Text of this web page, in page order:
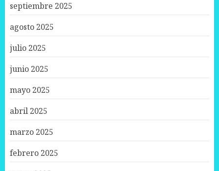
septiembre 2025
agosto 2025
julio 2025
junio 2025
mayo 2025
abril 2025
marzo 2025
febrero 2025